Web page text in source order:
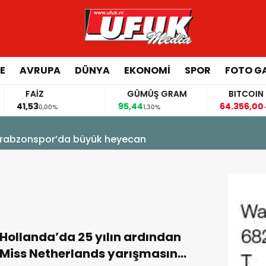
AVRUPA DÜNYA EKONOMI SPOR FOTO
FAİZ
41,530,00%
GÜMÜŞ GRAM
95,441,30%
BITCOIN
64.356,00-
büyük heyecan
Hollanda’da 25 yılın ardından
Miss Netherlands yarışmasına